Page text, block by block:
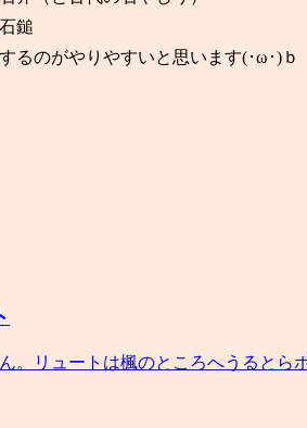
鎚
するのがやりやすいと思います(･ω･)ｂ
。リュートは楓のところへうるとら